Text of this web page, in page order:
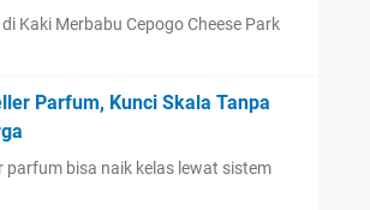
Kaki Merbabu Cepogo Cheese Park
Parfum, Kunci Skala Tanpa
parfum bisa naik kelas lewat sistem